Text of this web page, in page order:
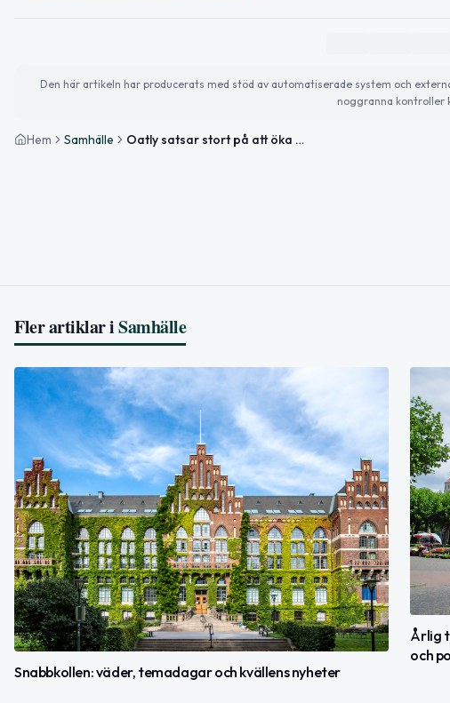
Den här artikeln har producerats med stöd av automatiserade system och
noggranna kontroller
Hem Samhälle Oatly satsar stort på att öka produktionen i Landskrona
Fler artiklar iSamhälle
Snabbkollen: väder, temadagar och kvällens nyheter
Årlig
och